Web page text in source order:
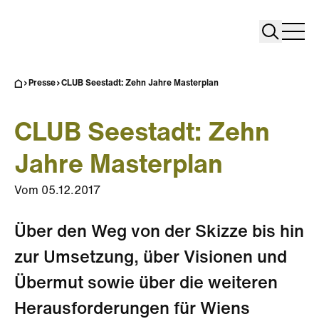
Search
Presse CLUB Seestadt: Zehn Jahre Masterplan
CLUB Seestadt: Zehn
Jahre Masterplan
Vom 05.12.2017
Über den Weg von der Skizze bis hin
zur Umsetzung, über Visionen und
Übermut sowie über die weiteren
Herausforderungen für Wiens